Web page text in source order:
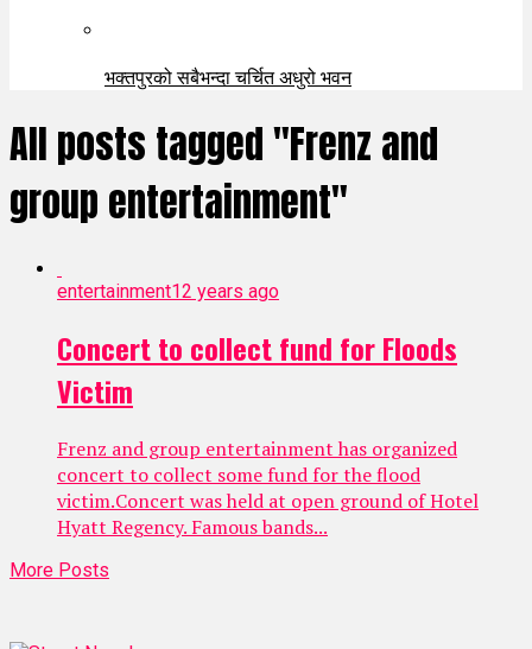
भक्तपुरको सबैभन्दा चर्चित अधुरो भवन
All posts tagged "Frenz and
group entertainment"
entertainment12 years ago
Concert to collect fund for Floods
Victim
Frenz and group entertainment has organized
concert to collect some fund for the flood
victim.Concert was held at open ground of Hotel
Hyatt Regency. Famous bands...
More Posts